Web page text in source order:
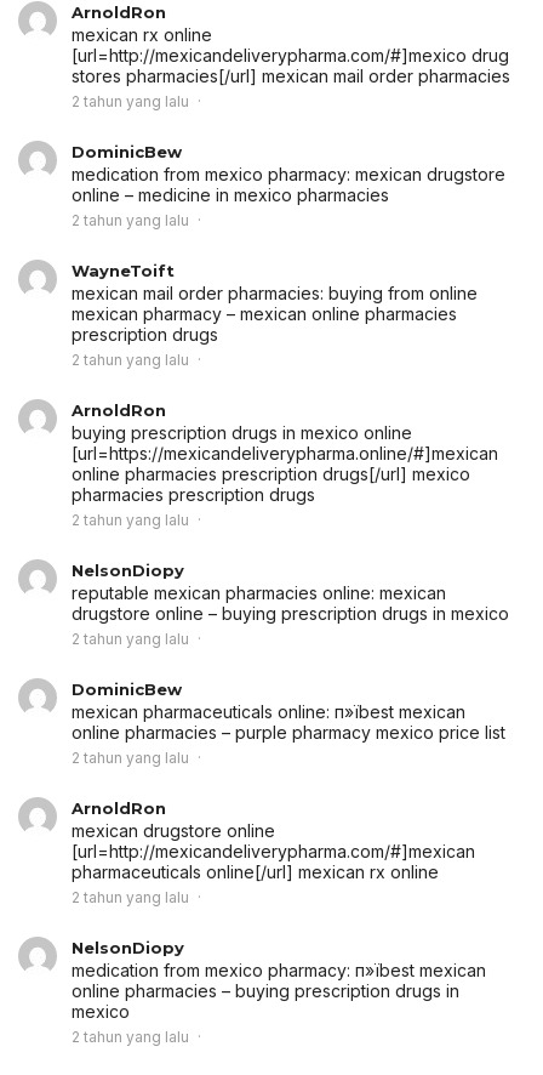
ArnoldRon
mexican rx online
[url=http://mexicandeliverypharma.com/#]mexico drug
stores pharmacies[/url] mexican mail order pharmacies
2 tahun yang lalu
DominicBew
medication from mexico pharmacy: mexican drugstore
online – medicine in mexico pharmacies
2 tahun yang lalu
WayneToift
mexican mail order pharmacies: buying from online
mexican pharmacy – mexican online pharmacies
prescription drugs
2 tahun yang lalu
ArnoldRon
buying prescription drugs in mexico online
[url=https://mexicandeliverypharma.online/#]mexican
online pharmacies prescription drugs[/url] mexico
pharmacies prescription drugs
2 tahun yang lalu
NelsonDiopy
reputable mexican pharmacies online: mexican
drugstore online – buying prescription drugs in mexico
2 tahun yang lalu
DominicBew
mexican pharmaceuticals online: п»їbest mexican
online pharmacies – purple pharmacy mexico price list
2 tahun yang lalu
ArnoldRon
mexican drugstore online
[url=http://mexicandeliverypharma.com/#]mexican
pharmaceuticals online[/url] mexican rx online
2 tahun yang lalu
NelsonDiopy
medication from mexico pharmacy: п»їbest mexican
online pharmacies – buying prescription drugs in
mexico
2 tahun yang lalu